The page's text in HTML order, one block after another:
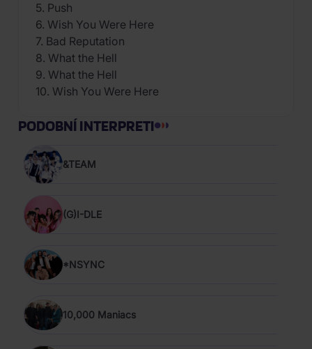
5. Push
6. Wish You Were Here
7. Bad Reputation
8. What the Hell
9. What the Hell
10. Wish You Were Here
PODOBNÍ INTERPRETI
&TEAM
(G)I-DLE
*NSYNC
10,000 Maniacs